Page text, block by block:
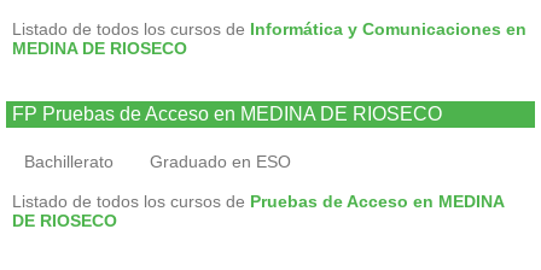
Listado de todos los cursos de Informática y Comunicaciones en
MEDINA DE RIOSECO
FP Pruebas de Acceso en MEDINA DE RIOSECO
Bachillerato Graduado en ESO
Listado de todos los cursos de Pruebas de Acceso en MEDINA
DE RIOSECO